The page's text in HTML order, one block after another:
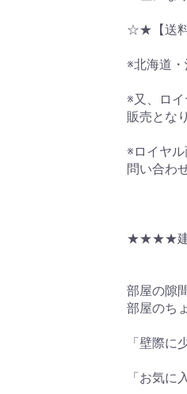
☆★【送料
※北海道
※又、ロ
販売とな
※ロイヤ
問い合わ
★★★★建
部屋の隙
部屋のち
「壁際
「お気に